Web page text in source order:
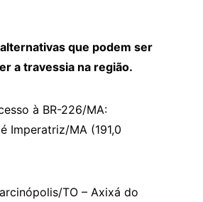
que podem ser
a travessia na região.
à BR-226/MA:
Imperatriz/MA (191,0
TO – Axixá do